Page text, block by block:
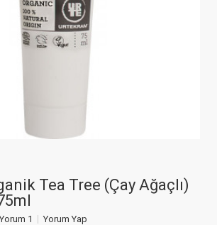
Tea Tree (Çay Ağaçlı)
1 Yorum Yap